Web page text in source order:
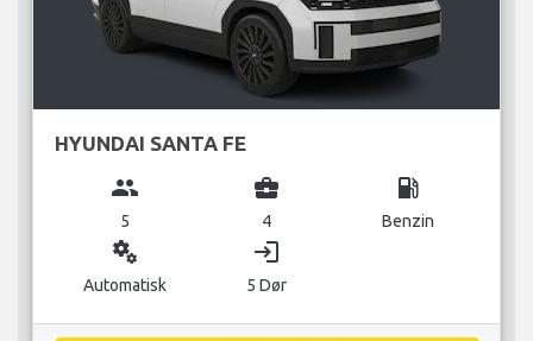
HYUNDAI SANTA FE
group
5
business_center
4
local_gas_station
Benzin
miscellaneous_services
Automatisk
login
5 Dør